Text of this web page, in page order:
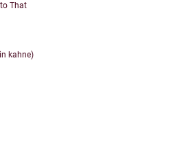
That
kahne)